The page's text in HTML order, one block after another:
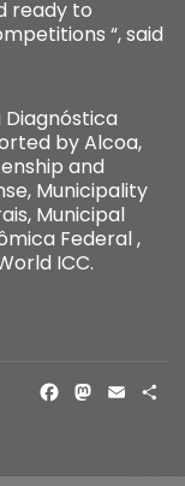
ready to
“, said
Diagnóstica
by Alcoa,
and
Municipality
Municipal
Federal ,
ICC.